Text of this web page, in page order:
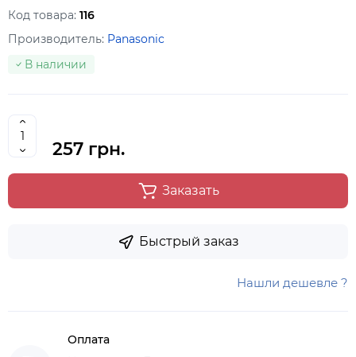
Код товара: 116
Производитель: Panasonic
В наличии
257 грн.
Заказать
Быстрый заказ
Нашли дешевле ?
Оплата